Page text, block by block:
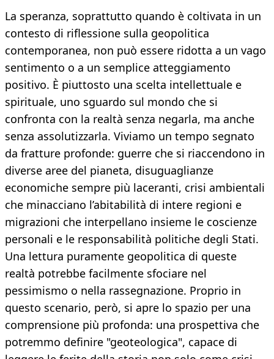
La speranza, soprattutto quando è coltivata in un
contesto di riflessione sulla geopolitica
contemporanea, non può essere ridotta a un vago
sentimento o a un semplice atteggiamento
positivo. È piuttosto una scelta intellettuale e
spirituale, uno sguardo sul mondo che si
confronta con la realtà senza negarla, ma anche
senza assolutizzarla. Viviamo un tempo segnato
da fratture profonde: guerre che si riaccendono in
diverse aree del pianeta, disuguaglianze
economiche sempre più laceranti, crisi ambientali
che minacciano l’abitabilità di intere regioni e
migrazioni che interpellano insieme le coscienze
personali e le responsabilità politiche degli Stati.
Una lettura puramente geopolitica di queste
realtà potrebbe facilmente sfociare nel
pessimismo o nella rassegnazione. Proprio in
questo scenario, però, si apre lo spazio per una
comprensione più profonda: una prospettiva che
potremmo definire "geoteologica", capace di